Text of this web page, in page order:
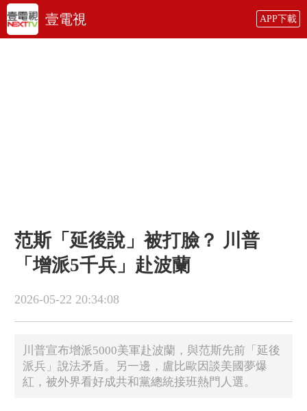
壹電視 APP下載
范斯「延後說」被打臉？ 川普
「增派5千兵」赴波蘭
2026-05-22 20:34:08
川普宣布增派5000美軍赴波蘭，與范斯先前「延後
派兵」說法矛盾。另一邊，盧比歐因談美國夢爆
紅，被外界看好成共和黨總統接班熱門人選。